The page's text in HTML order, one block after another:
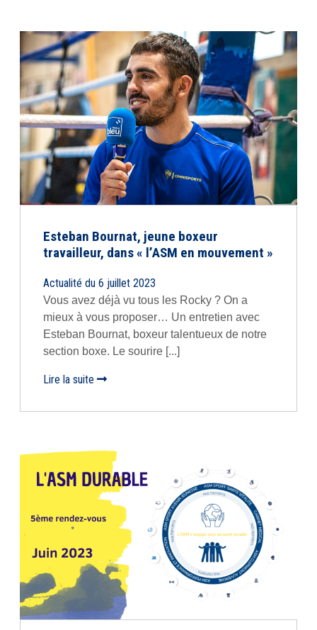
Esteban Bournat, jeune boxeur
travailleur, dans « l’ASM en mouvement »
Actualité du 6 juillet 2023
Vous avez déjà vu tous les Rocky ? On a
mieux à vous proposer… Un entretien avec
Esteban Bournat, boxeur talentueux de notre
section boxe. Le sourire [...]
Lire la suite